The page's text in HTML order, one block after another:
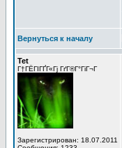
Вернуться к началу
Tet
Г†ГЁГІГҐГ«Гј ГґГ®Г°ГіГ¬Г
Зарегистрирован: 18.07.2011